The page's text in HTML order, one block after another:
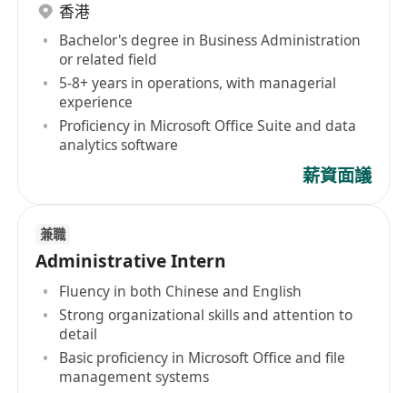
香港
Bachelor's degree in Business Administration
or related field
5-8+ years in operations, with managerial
experience
Proficiency in Microsoft Office Suite and data
analytics software
薪資面議
兼職
Administrative Intern
Fluency in both Chinese and English
Strong organizational skills and attention to
detail
Basic proficiency in Microsoft Office and file
management systems